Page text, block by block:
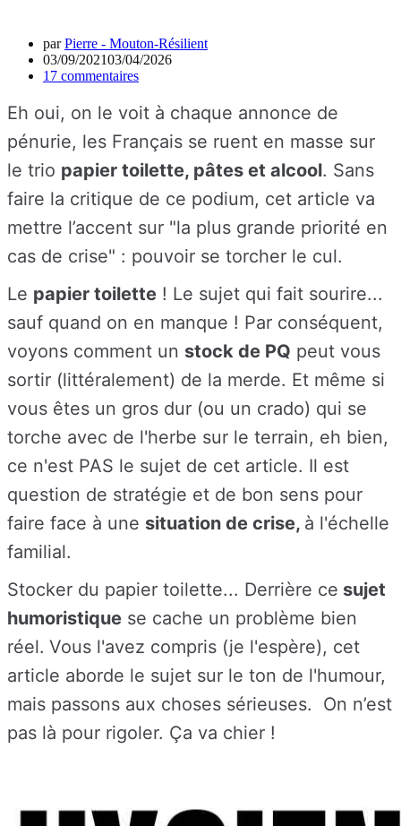
parPierre - Mouton-Résilient
03/09/202103/04/2026
17 commentaires
Eh oui, on le voit à chaque annonce de
pénurie, les Français se ruent en masse sur
le trio papier toilette, pâtes et alcool. Sans
faire la critique de ce podium, cet article va
mettre l’accent sur "la plus grande priorité en
cas de crise" : pouvoir se torcher le cul.
Le papier toilette ! Le sujet qui fait sourire...
sauf quand on en manque ! Par conséquent,
voyons comment un stock de PQ peut vous
sortir (littéralement) de la merde. Et même si
vous êtes un gros dur (ou un crado) qui se
torche avec de l'herbe sur le terrain, eh bien,
ce n'est PAS le sujet de cet article. Il est
question de stratégie et de bon sens pour
faire face à une situation de crise, à l'échelle
familial.
Stocker du papier toilette... Derrière ce sujet
humoristique se cache un problème bien
réel. Vous l'avez compris (je l'espère), cet
article aborde le sujet sur le ton de l'humour,
mais passons aux choses sérieuses. On n’est
pas là pour rigoler. Ça va chier !